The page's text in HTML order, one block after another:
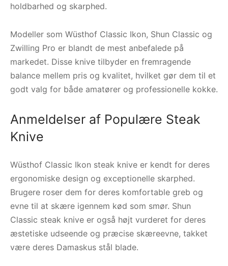
holdbarhed og skarphed.
Modeller som Wüsthof Classic Ikon, Shun Classic og
Zwilling Pro er blandt de mest anbefalede på
markedet. Disse knive tilbyder en fremragende
balance mellem pris og kvalitet, hvilket gør dem til et
godt valg for både amatører og professionelle kokke.
Anmeldelser af Populære Steak
Knive
Wüsthof Classic Ikon steak knive er kendt for deres
ergonomiske design og exceptionelle skarphed.
Brugere roser dem for deres komfortable greb og
evne til at skære igennem kød som smør. Shun
Classic steak knive er også højt vurderet for deres
æstetiske udseende og præcise skæreevne, takket
være deres Damaskus stål blade.